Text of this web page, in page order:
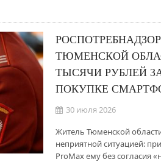
ТЮМЕНСКОЙ
ТЫСЯЧИ РУБЛЕЙ
ПОКУПКЕ
30 июля 2026
Житель Тюменской
неприятной ситуацией:
ProMax ему без согласия